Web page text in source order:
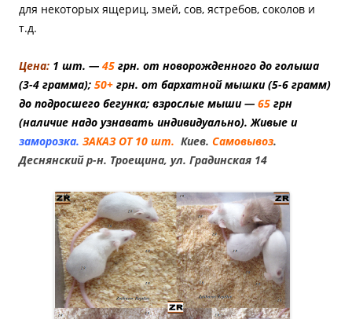
для некоторых ящериц, змей, сов, ястребов, соколов и
т.д.
Цена: 1 шт. — 45 грн. от новорожденного до голыша
(3-4 грамма); 50+ грн. от бархатной мышки (5-6 грамм)
до подросшего бегунка; взрослые мыши — 65 грн
(наличие надо узнавать индивидуально). Живые и
заморозка. ЗАКАЗ ОТ 10 шт. Киев. Самовывоз.
Деснянский р-н. Троещина, ул. Градинская 14